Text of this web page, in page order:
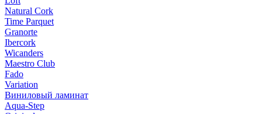
Natural Cork
Time Parquet
Granorte
Ibercork
Wicanders
Мaestro Club
Fado
Variation
Виниловый ламинат
Aqua-Step